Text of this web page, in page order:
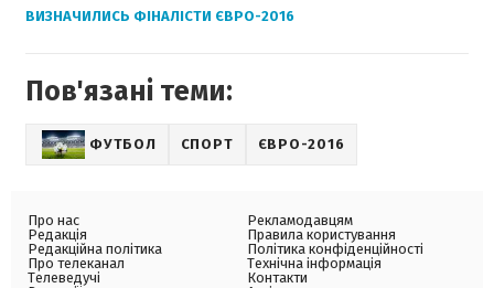
ВИЗНАЧИЛИСЬ ФІНАЛІСТИ ЄВРО-2016
Пов'язані теми:
ФУТБОЛ СПОРТ ЄВРО-2016
Про нас
Редакція
Редакційна політика
Про телеканал
Телеведучі
Рекламодавцям
Правила користування
Політика конфіденційності
Технічна інформація
Контакти